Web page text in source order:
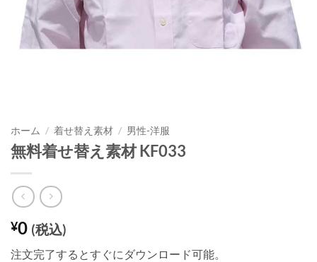
ホーム / 着せ替え素材 / 男性-洋服
無料着せ替え素材 KF033
¥0 (税込)
注文完了するとすぐにダウンロード可能。